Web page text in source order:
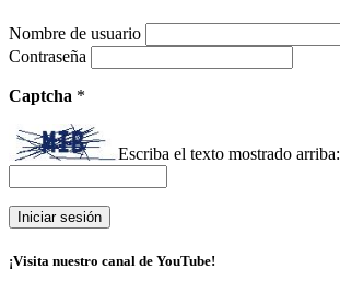
Nombre de usuario
Contraseña
Captcha *
Escriba el texto mostrado arriba:
¡Visita nuestro canal de YouTube!